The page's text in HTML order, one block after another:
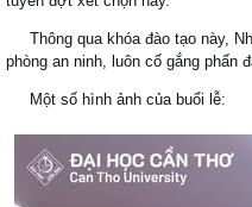
Tổ chức họp mặt Nam sinh
tham gia khóa đào tạo Sĩ quan
phòng về việc gọi sinh viên tốt
đã lắng nghe tâm tư, tình cảm,